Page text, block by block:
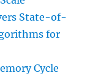
State-of-
for
Cycle